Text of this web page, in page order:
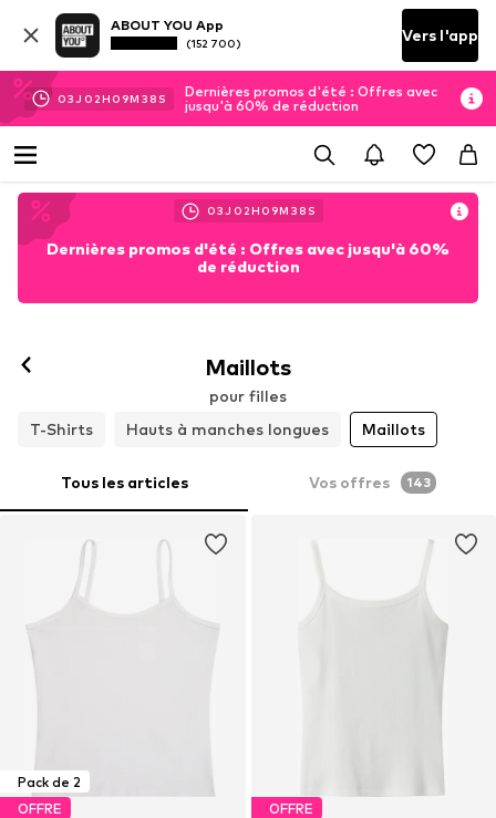
ABOUT YOU App
(152 700) Vers l'app
03J 02H 09M 36 S
Dernières promos d'été : Offres avec
jusqu'à 60% de réduction
03J 02H 09M 36 S
Dernières promos d'été : Offres avec jusqu'à 60%
de réduction
Maillots
pour filles
T-Shirts
Hauts à manches longues Maillots
Tous les articles Vos offres 143
Pack de 2
OFFRE
OFFRE